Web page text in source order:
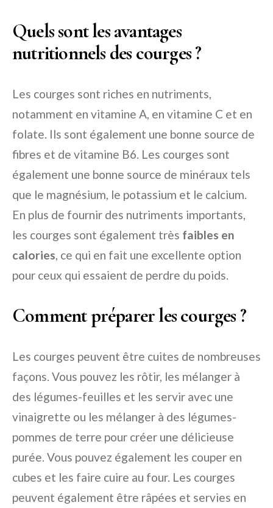
Quels sont les avantages
nutritionnels des courges ?
Les courges sont riches en nutriments,
notamment en vitamine A, en vitamine C et en
folate. Ils sont également une bonne source de
fibres et de vitamine B6. Les courges sont
également une bonne source de minéraux tels
que le magnésium, le potassium et le calcium.
En plus de fournir des nutriments importants,
les courges sont également très faibles en
calories, ce qui en fait une excellente option
pour ceux qui essaient de perdre du poids.
Comment préparer les courges ?
Les courges peuvent être cuites de nombreuses
façons. Vous pouvez les rôtir, les mélanger à
des légumes-feuilles et les servir avec une
vinaigrette ou les mélanger à des légumes-
pommes de terre pour créer une délicieuse
purée. Vous pouvez également les couper en
cubes et les faire cuire au four. Les courges
peuvent également être râpées et servies en